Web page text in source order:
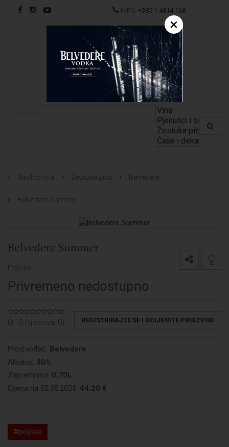
INFO:+385 1 4814 168
EN
Naslovnica Žestoka pića Belvedere
Belvedere Summer
Belvedere Summer
Poljska
Privremeno nedostupno
0/10 (glasova: 0) REGISTRIRAJTE SE I OCIJENITE PROIZVOD
Proizvođač: Belvedere
Alkohol: 40%
Zapremnina: 0,70L
Cijena na 02.05.2025: 44.20 €
#poljska
×